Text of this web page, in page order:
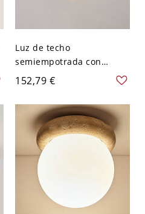
Luz de techo
semiempotrada con
círculo de piedra caqui y
pantalla de piedra blanca
- Estilo asiático - 110 A
120 V
152,79 €